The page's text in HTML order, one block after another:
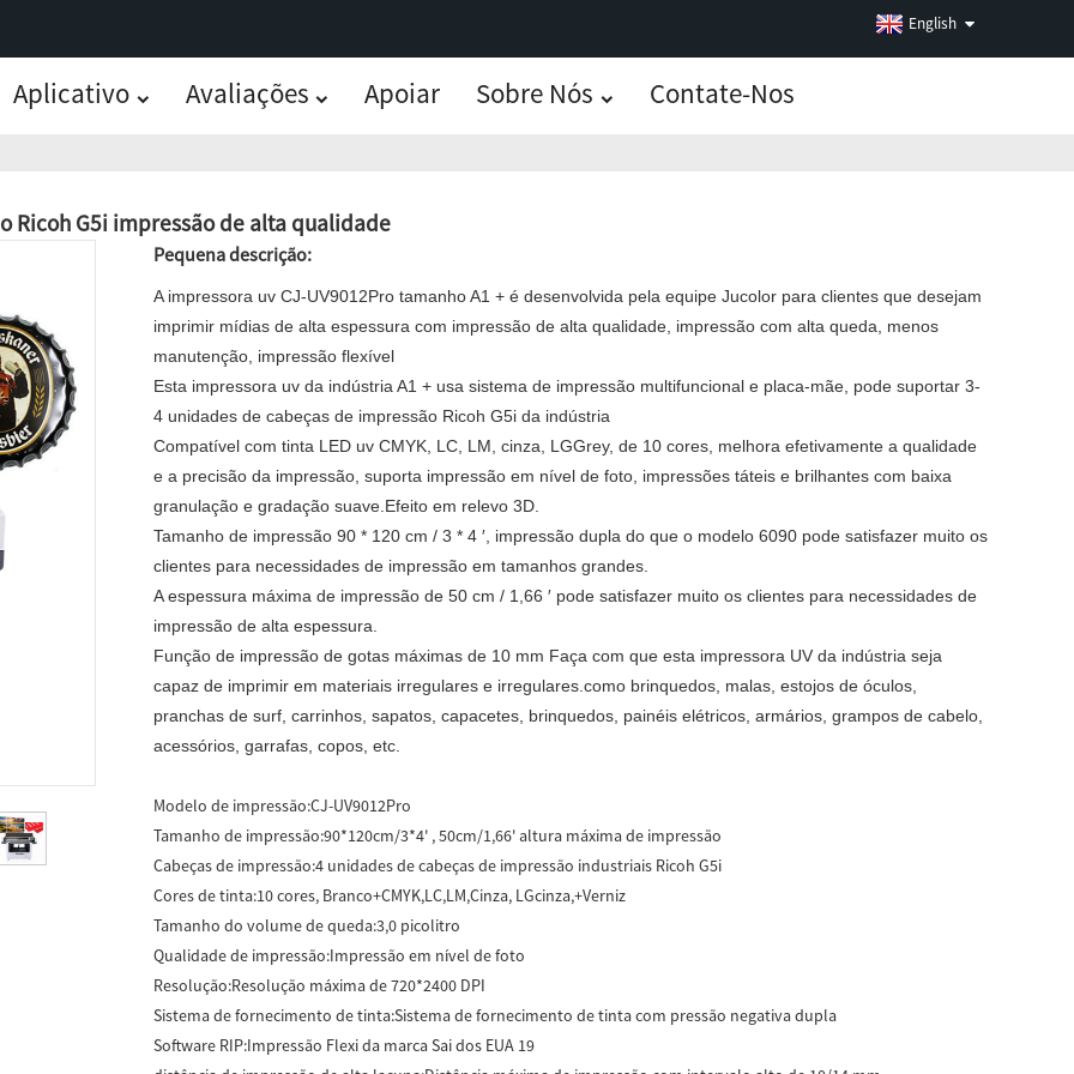
English
Aplicativo Avaliações Apoiar Sobre Nós Contate-Nos
Ricoh G5i impressão de alta qualidade
Pequena descrição:
A impressora uv CJ-UV9012Pro tamanho A1 + é desenvolvida pela equipe Jucolor para clientes que desejam
imprimir mídias de alta espessura com impressão de alta qualidade, impressão com alta queda, menos
manutenção, impressão flexível
Esta impressora uv da indústria A1 + usa sistema de impressão multifuncional e placa-mãe, pode suportar 3-
4 unidades de cabeças de impressão Ricoh G5i da indústria
Compatível com tinta LED uv CMYK, LC, LM, cinza, LGGrey, de 10 cores, melhora efetivamente a qualidade
e a precisão da impressão, suporta impressão em nível de foto, impressões táteis e brilhantes com baixa
granulação e gradação suave.Efeito em relevo 3D.
Tamanho de impressão 90 * 120 cm / 3 * 4 ′, impressão dupla do que o modelo 6090 pode satisfazer muito os
clientes para necessidades de impressão em tamanhos grandes.
A espessura máxima de impressão de 50 cm / 1,66 ′ pode satisfazer muito os clientes para necessidades de
impressão de alta espessura.
Função de impressão de gotas máximas de 10 mm Faça com que esta impressora UV da indústria seja
capaz de imprimir em materiais irregulares e irregulares.como brinquedos, malas, estojos de óculos,
pranchas de surf, carrinhos, sapatos, capacetes, brinquedos, painéis elétricos, armários, grampos de cabelo,
acessórios, garrafas, copos, etc.
Modelo de impressão:CJ-UV9012Pro
Tamanho de impressão:90*120cm/3*4' , 50cm/1,66' altura máxima de impressão
Cabeças de impressão:4 unidades de cabeças de impressão industriais Ricoh G5i
Cores de tinta:10 cores, Branco+CMYK,LC,LM,Cinza, LGcinza,+Verniz
Tamanho do volume de queda:3,0 picolitro
Qualidade de impressão:Impressão em nível de foto
Resolução:Resolução máxima de 720*2400 DPI
Sistema de fornecimento de tinta:Sistema de fornecimento de tinta com pressão negativa dupla
Software RIP:Impressão Flexi da marca Sai dos EUA 19